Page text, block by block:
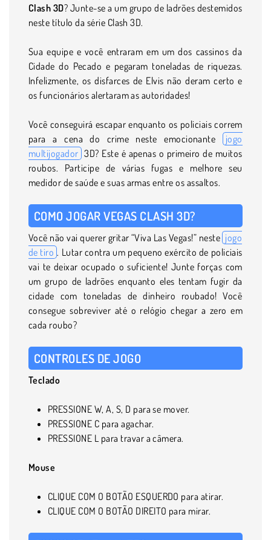
Clash 3D? Junte-se a um grupo de ladrões destemidos
neste título da série Clash 3D.
Sua equipe e você entraram em um dos cassinos da
Cidade do Pecado e pegaram toneladas de riquezas.
Infelizmente, os disfarces de Elvis não deram certo e
os funcionários alertaram as autoridades!
Você conseguirá escapar enquanto os policiais correm
para a cena do crime neste emocionante
jogo
multijogador 3D? Este é apenas o primeiro de muitos
roubos. Participe de várias fugas e melhore seu
medidor de saúde e suas armas entre os assaltos.
COMO JOGAR VEGAS CLASH 3D?
Você não vai querer gritar “Viva Las Vegas!” neste jogo
de tiro . Lutar contra um pequeno exército de policiais
vai te deixar ocupado o suficiente! Junte forças com
um grupo de ladrões enquanto eles tentam fugir da
cidade com toneladas de dinheiro roubado! Você
consegue sobreviver até o relógio chegar a zero em
cada roubo?
CONTROLES DE JOGO
Teclado
PRESSIONE W, A, S, D para se mover.
PRESSIONE C para agachar.
PRESSIONE L para travar a câmera.
Mouse
CLIQUE COM O BOTÃO ESQUERDO para atirar.
CLIQUE COM O BOTÃO DIREITO para mirar.